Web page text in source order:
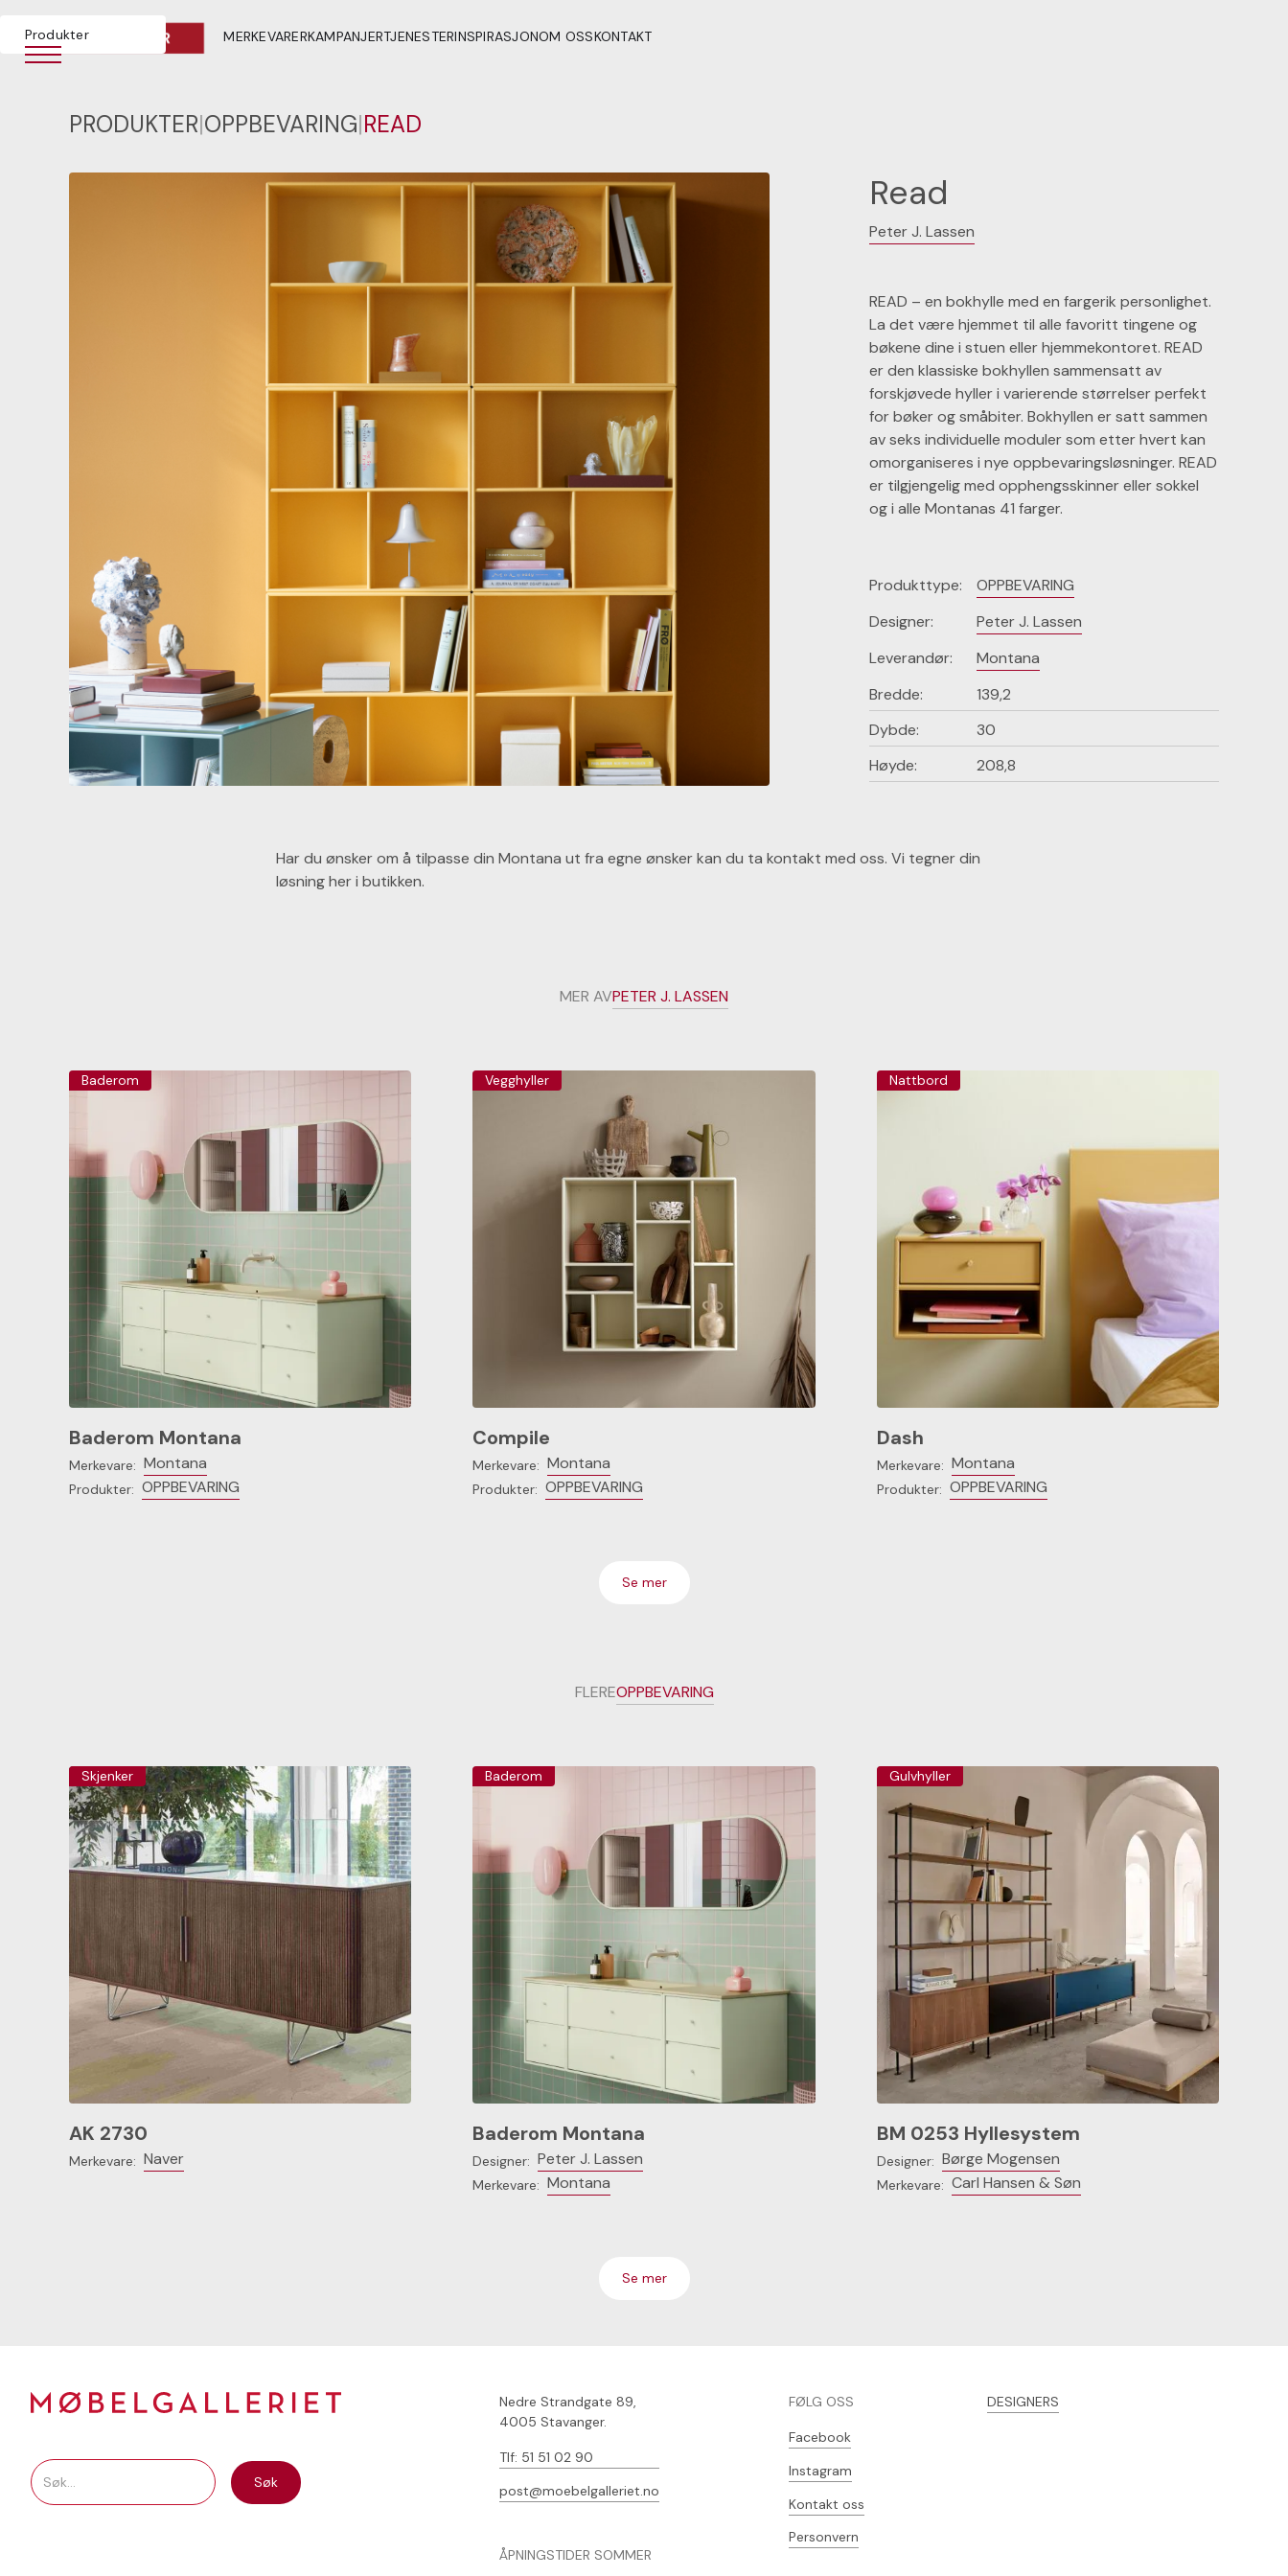
Produkter MERKEVARERKAMPANJERTJENESTERINSPIRASJONOM OSSKONTAKT
PRODUKTER|OPPBEVARING|READ
Read
Peter J. Lassen
READ – en bokhylle med en fargerik personlighet.
La det være hjemmet til alle favoritt tingene og
bøkene dine i stuen eller hjemmekontoret. READ
er den klassiske bokhyllen sammensatt av
forskjøvede hyller i varierende størrelser perfekt
for bøker og småbiter. Bokhyllen er satt sammen
av seks individuelle moduler som etter hvert kan
omorganiseres i nye oppbevaringsløsninger. READ
er tilgjengelig med opphengsskinner eller sokkel
og i alle Montanas 41 farger.
Produkttype:
OPPBEVARING
Designer:
Peter J. Lassen
Leverandør:
Montana
Bredde:
139,2
Dybde:
30
Høyde:
208,8
Har du ønsker om å tilpasse din Montana ut fra egne ønsker kan du ta kontakt med oss. Vi tegner din
løsning her i butikken.
MER AVPETER J. LASSEN
Baderom
Baderom Montana
Merkevare: Montana
Produkter: OPPBEVARING
Vegghyller
Compile
Merkevare: Montana
Produkter: OPPBEVARING
Nattbord
Dash
Merkevare: Montana
Produkter: OPPBEVARING
Se mer
FLEREOPPBEVARING
Skjenker
AK 2730
Merkevare: Naver
Baderom
Baderom Montana
Designer: Peter J. Lassen
Merkevare: Montana
Gulvhyller
BM 0253 Hyllesystem
Designer: Børge Mogensen
Merkevare: Carl Hansen & Søn
Se mer
Nedre Strandgate 89,
4005 Stavanger.
Tlf: 51 51 02 90
post@moebelgalleriet.no
ÅPNINGSTIDER SOMMER
FØLG OSS
Facebook
Instagram
Kontakt oss
Personvern
DESIGNERS